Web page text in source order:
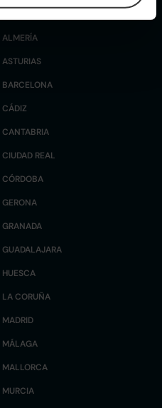
ALMERÍA
ASTURIAS
BARCELONA
CÁDIZ
CANTABRIA
CIUDAD REAL
CÓRDOBA
GERONA
GRANADA
GUADALAJARA
HUESCA
LA CORUÑA
MADRID
MÁLAGA
MALLORCA
MURCIA